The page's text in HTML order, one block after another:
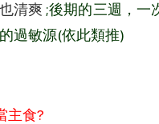
清爽 ;後期的三週，一
過敏源(依此類推)
主食?